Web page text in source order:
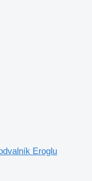
Eroglu